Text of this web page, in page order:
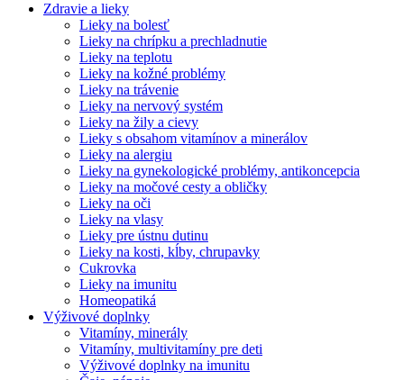
Zdravie a lieky
Lieky na bolesť
Lieky na chrípku a prechladnutie
Lieky na teplotu
Lieky na kožné problémy
Lieky na trávenie
Lieky na nervový systém
Lieky na žily a cievy
Lieky s obsahom vitamínov a minerálov
Lieky na alergiu
Lieky na gynekologické problémy, antikoncepcia
Lieky na močové cesty a obličky
Lieky na oči
Lieky na vlasy
Lieky pre ústnu dutinu
Lieky na kosti, kĺby, chrupavky
Cukrovka
Lieky na imunitu
Homeopatiká
Výživové doplnky
Vitamíny, minerály
Vitamíny, multivitamíny pre deti
Výživové doplnky na imunitu